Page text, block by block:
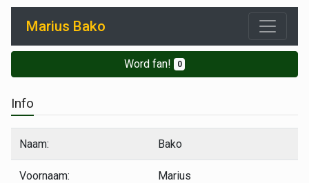
Marius Bako
Word fan! 0
Info
Naam: Bako
Voornaam: Marius